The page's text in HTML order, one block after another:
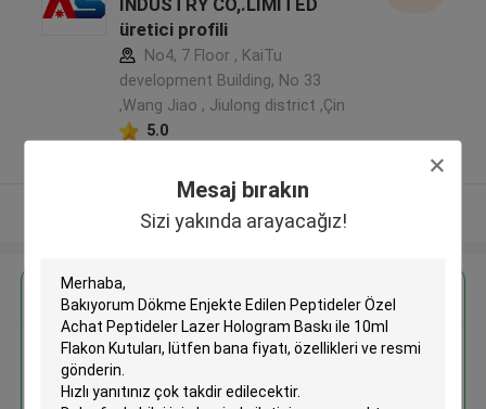
Mesaj bırakın
Sizi yakında arayacağız!
INDUSTRY CO,.LIMITED
üretici profili
No4, 7 Floor , KaiTu
development Building, No 33
,Wang Jiao , Jiulong district ,Çin
5.0
Daha fazla göster
En İyi Fiyatı Alın
Dökme Enjekte Edilen Peptideler
Özel Achat Peptideler Lazer